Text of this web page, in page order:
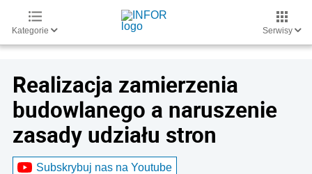
Kategorie Serwisy
Realizacja zamierzenia
budowlanego a naruszenie
zasady udziału stron
Subskrybuj nas na Youtube